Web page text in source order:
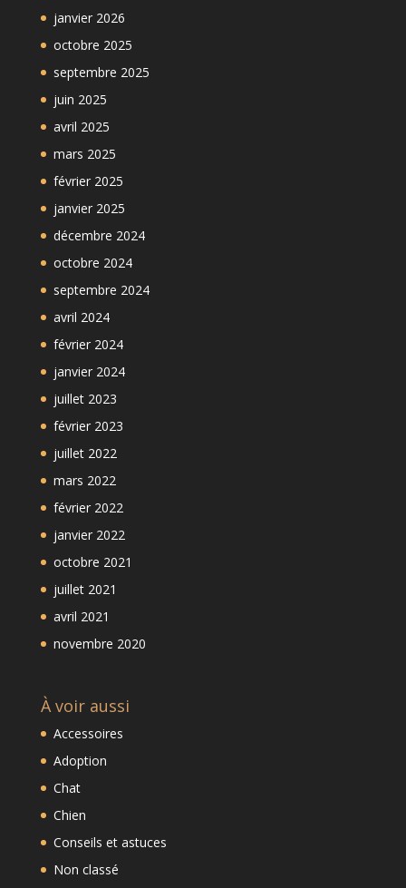
janvier 2026
octobre 2025
septembre 2025
juin 2025
avril 2025
mars 2025
février 2025
janvier 2025
décembre 2024
octobre 2024
septembre 2024
avril 2024
février 2024
janvier 2024
juillet 2023
février 2023
juillet 2022
mars 2022
février 2022
janvier 2022
octobre 2021
juillet 2021
avril 2021
novembre 2020
À voir aussi
Accessoires
Adoption
Chat
Chien
Conseils et astuces
Non classé